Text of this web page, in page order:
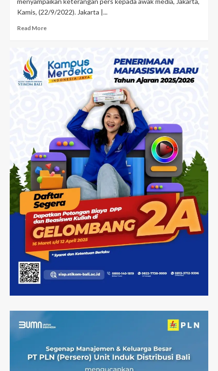
Kamis, (22/9/2022). Jakarta |...
Read More